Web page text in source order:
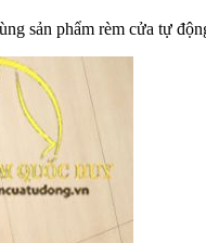
sản phẩm rèm cửa tự